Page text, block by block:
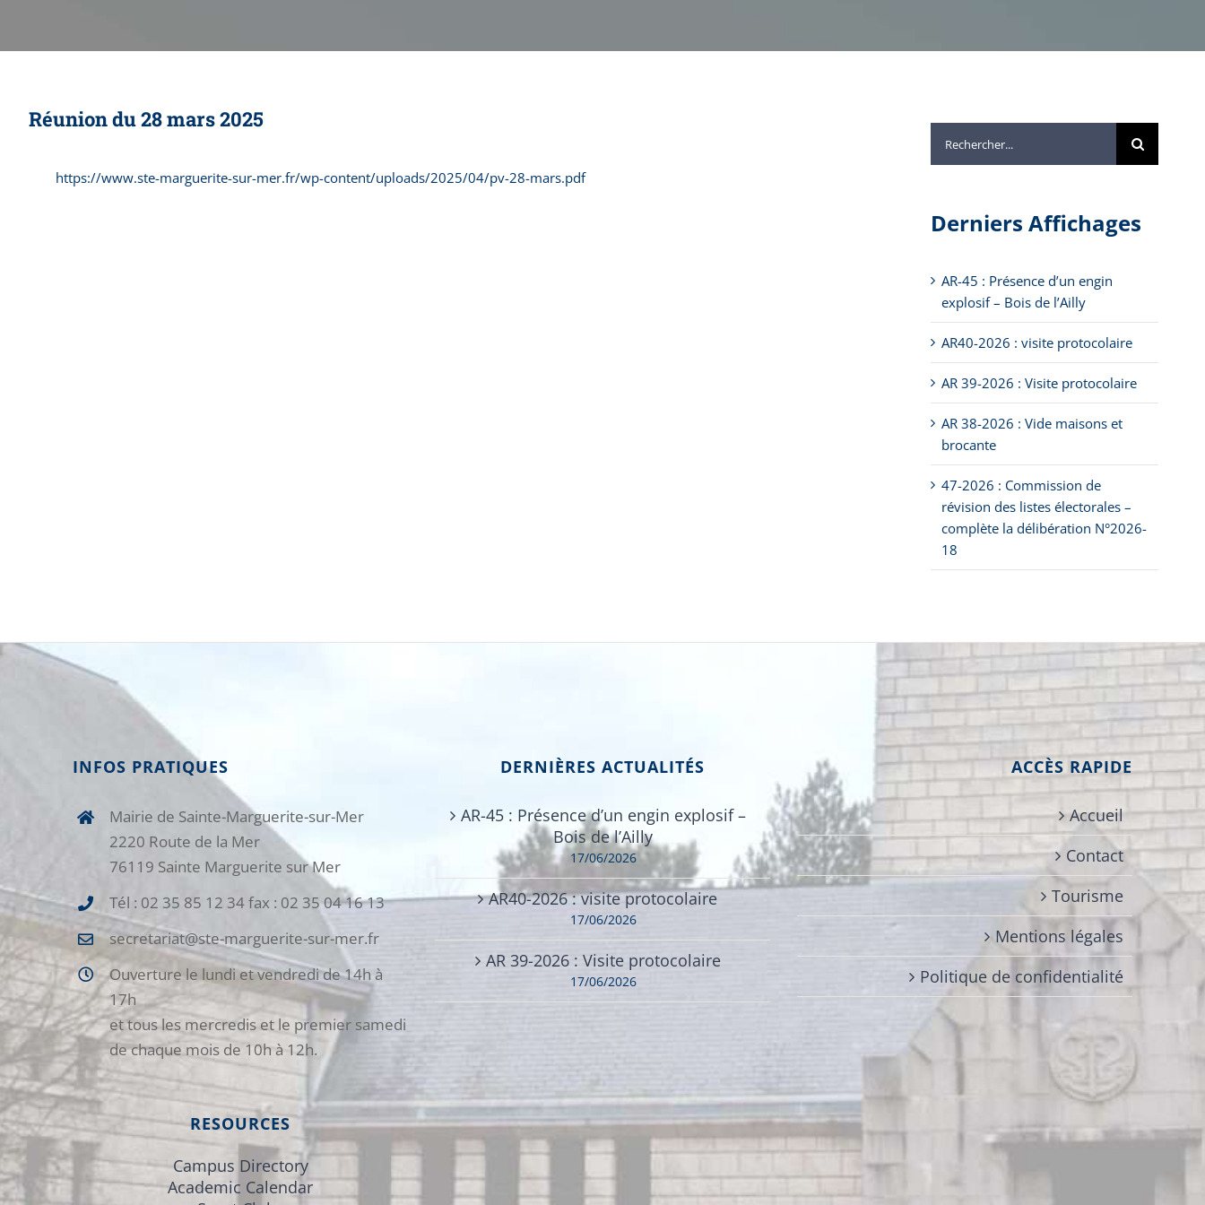
Réunion du 28 mars 2025
https://www.ste-marguerite-sur-mer.fr/wp-content/uploads/2025/04/pv-28-mars.pdf
Derniers Affichages
AR-45 : Présence d’un engin
explosif – Bois de l’Ailly
AR40-2026 : visite protocolaire
AR 39-2026 : Visite protocolaire
AR 38-2026 : Vide maisons et
brocante
47-2026 : Commission de
révision des listes électorales –
complète la délibération N°2026-
18
INFOS PRATIQUES
Mairie de Sainte-Marguerite-sur-Mer
2220 Route de la Mer
76119 Sainte Marguerite sur Mer
Tél : 02 35 85 12 34 fax : 02 35 04 16 13
secretariat@ste-marguerite-sur-mer.fr
Ouverture le lundi et vendredi de 14h à
17h
et tous les mercredis et le premier samedi
de chaque mois de 10h à 12h.
RESOURCES
Campus Directory
Academic Calendar
DERNIÈRES ACTUALITÉS
AR-45 : Présence d’un engin explosif –
Bois de l’Ailly
17/06/2026
AR40-2026 : visite protocolaire
17/06/2026
AR 39-2026 : Visite protocolaire
17/06/2026
ACCÈS RAPIDE
Accueil
Contact
Tourisme
Mentions légales
Politique de confidentialité